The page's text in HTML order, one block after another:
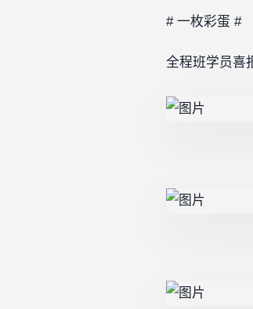
# 一枚彩蛋 #
全程班学员喜